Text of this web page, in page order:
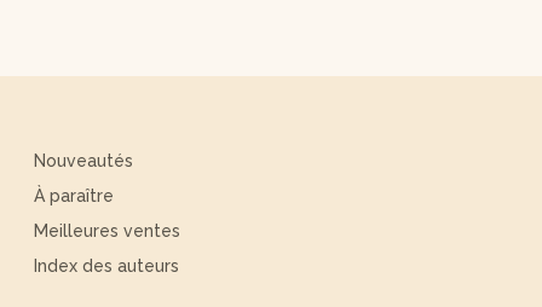
Nouveautés
À paraître
Meilleures ventes
Index des auteurs